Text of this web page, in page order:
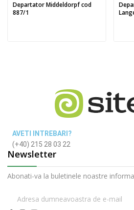
Departator Middeldorpf cod
887/1
AVETI INTREBARI?
(+40) 215 28 03 22
Newsletter
Abonati-va la buletinele noastre